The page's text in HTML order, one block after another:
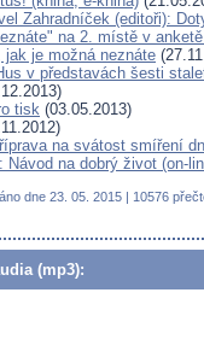
Zahradníček (editoři):
na 2. místě v
jak je možná neznáte
v představách šesti
tisk (03.05.2013)
na svátost smíření
Návod na dobrý život (on-
dne 23. 05. 2015 | 10576
(mp3):